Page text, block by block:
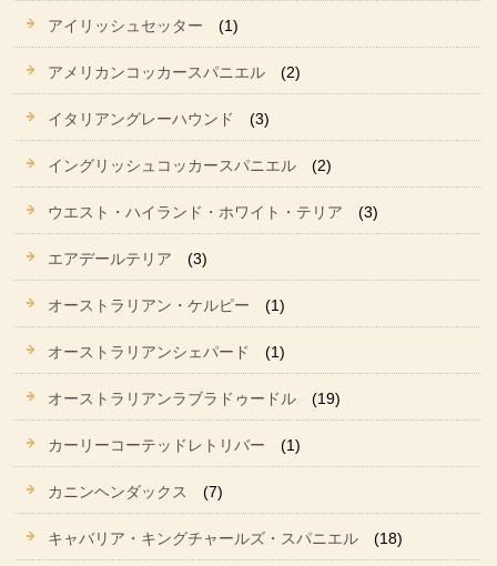
アイリッシュセッター (1)
アメリカンコッカースパニエル (2)
イタリアングレーハウンド (3)
イングリッシュコッカースパニエル (2)
ウエスト・ハイランド・ホワイト・テリア (3)
エアデールテリア (3)
オーストラリアン・ケルピー (1)
オーストラリアンシェパード (1)
オーストラリアンラブラドゥードル (19)
カーリーコーテッドレトリバー (1)
カニンヘンダックス (7)
キャバリア・キングチャールズ・スパニエル (18)